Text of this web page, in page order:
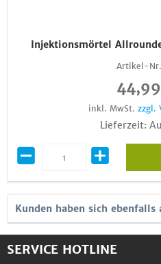
Injektionsmörtel
Artikel-
inkl. MwSt. zzgl.
Lieferzeit:
Kunden haben sich ebenfalls
SERVICE HOTLINE